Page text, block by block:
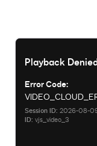
modal
window.
Playback
Error Code:
Session ID: 2026-08-
ID: vjs_video_3